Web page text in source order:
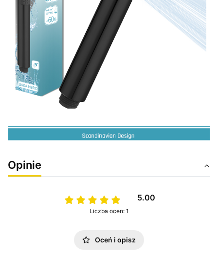
Opinie
5.00
Liczba ocen: 1
Oceń i opisz